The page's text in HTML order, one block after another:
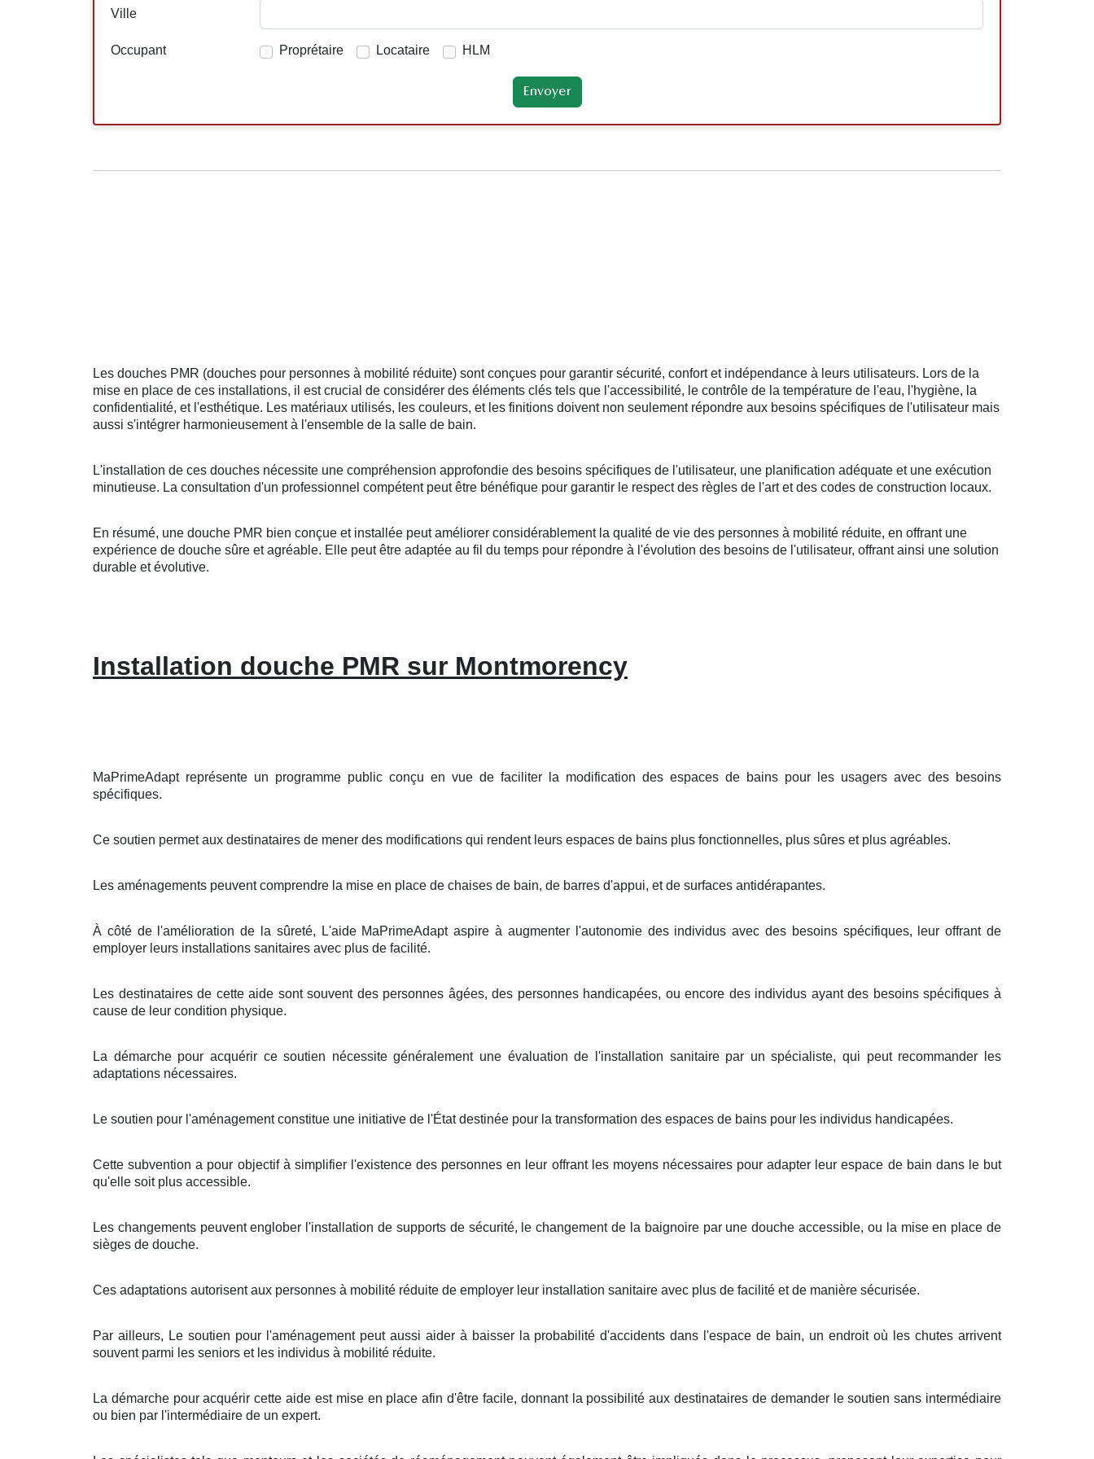
Ville
Occupant Proprétaire Locataire HLM
Les douches PMR (douches pour personnes à mobilité réduite) sont conçues pour garantir sécurité, confort et indépendance à leurs utilisateurs. Lors de la
mise en place de ces installations, il est crucial de considérer des éléments clés tels que l'accessibilité, le contrôle de la température de l'eau, l'hygiène, la
confidentialité, et l'esthétique. Les matériaux utilisés, les couleurs, et les finitions doivent non seulement répondre aux besoins spécifiques de l'utilisateur mais
aussi s'intégrer harmonieusement à l'ensemble de la salle de bain.
L'installation de ces douches nécessite une compréhension approfondie des besoins spécifiques de l'utilisateur, une planification adéquate et une exécution
minutieuse. La consultation d'un professionnel compétent peut être bénéfique pour garantir le respect des règles de l'art et des codes de construction locaux.
En résumé, une douche PMR bien conçue et installée peut améliorer considérablement la qualité de vie des personnes à mobilité réduite, en offrant une
expérience de douche sûre et agréable. Elle peut être adaptée au fil du temps pour répondre à l'évolution des besoins de l'utilisateur, offrant ainsi une solution
durable et évolutive.
Installation douche PMR sur Montmorency
MaPrimeAdapt représente un programme public conçu en vue de faciliter la modification des espaces de bains pour les usagers avec des besoins
spécifiques.
Ce soutien permet aux destinataires de mener des modifications qui rendent leurs espaces de bains plus fonctionnelles, plus sûres et plus agréables.
Les aménagements peuvent comprendre la mise en place de chaises de bain, de barres d'appui, et de surfaces antidérapantes.
À côté de l'amélioration de la sûreté, L'aide MaPrimeAdapt aspire à augmenter l'autonomie des individus avec des besoins spécifiques, leur offrant de
employer leurs installations sanitaires avec plus de facilité.
Les destinataires de cette aide sont souvent des personnes âgées, des personnes handicapées, ou encore des individus ayant des besoins spécifiques à
cause de leur condition physique.
La démarche pour acquérir ce soutien nécessite généralement une évaluation de l'installation sanitaire par un spécialiste, qui peut recommander les
adaptations nécessaires.
Le soutien pour l'aménagement constitue une initiative de l'État destinée pour la transformation des espaces de bains pour les individus handicapées.
Cette subvention a pour objectif à simplifier l'existence des personnes en leur offrant les moyens nécessaires pour adapter leur espace de bain dans le but
qu'elle soit plus accessible.
Les changements peuvent englober l'installation de supports de sécurité, le changement de la baignoire par une douche accessible, ou la mise en place de
sièges de douche.
Ces adaptations autorisent aux personnes à mobilité réduite de employer leur installation sanitaire avec plus de facilité et de manière sécurisée.
Par ailleurs, Le soutien pour l'aménagement peut aussi aider à baisser la probabilité d'accidents dans l'espace de bain, un endroit où les chutes arrivent
souvent parmi les seniors et les individus à mobilité réduite.
La démarche pour acquérir cette aide est mise en place afin d'être facile, donnant la possibilité aux destinataires de demander le soutien sans intermédiaire
ou bien par l'intermédiaire de un expert.